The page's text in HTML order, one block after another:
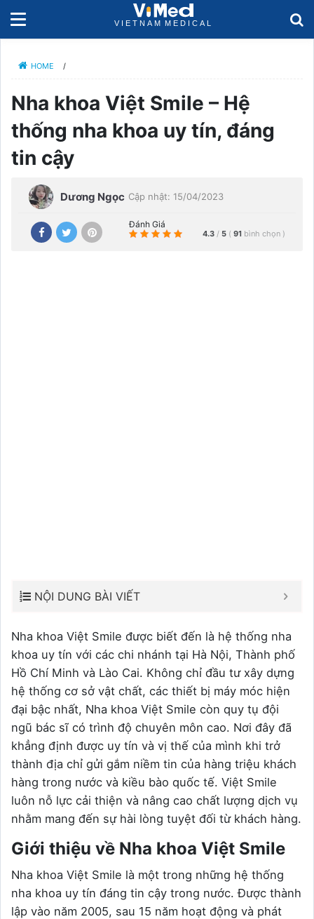
HOME /
Nha khoa Việt Smile – Hệ
thống nha khoa uy tín, đáng
tin cậy
Dương Ngọc Cập nhật: 15/04/2023
Đánh Giá
4.3 / 5 ( 91 bình chọn )
NỘI DUNG BÀI VIẾT
Nha khoa Việt Smile được biết đến là hệ thống nha
khoa uy tín với các chi nhánh tại Hà Nội, Thành phố
Hồ Chí Minh và Lào Cai. Không chỉ đầu tư xây dựng
hệ thống cơ sở vật chất, các thiết bị máy móc hiện
đại bậc nhất, Nha khoa Việt Smile còn quy tụ đội
ngũ bác sĩ có trình độ chuyên môn cao. Nơi đây đã
khẳng định được uy tín và vị thế của mình khi trở
thành địa chỉ gửi gắm niềm tin của hàng triệu khách
hàng trong nước và kiều bào quốc tế. Việt Smile
luôn nỗ lực cải thiện và nâng cao chất lượng dịch vụ
nhằm mang đến sự hài lòng tuyệt đối từ khách hàng.
Giới thiệu về Nha khoa Việt Smile
Nha khoa Việt Smile là một trong những hệ thống
nha khoa uy tín đáng tin cậy trong nước. Được thành
lập vào năm 2005, sau 15 năm hoạt động và phát